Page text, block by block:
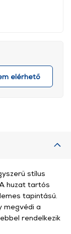
elérhető
stílus
huzat tartós
tapintású.
megvédi a
rendelkezik